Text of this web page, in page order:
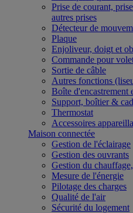
Prise de courant,
autres prises
Détecteur de
Plaque
Enjoliveur, doigt et
Commande pour
Sortie de câble
Autres fonctions
Boîte d'encastrement
Support, boîtier &
Thermostat
Accessoires
Maison connectée
Gestion de l'éclairage
Gestion des ouvrants
Gestion du
Mesure de l'énergie
Pilotage des charges
Qualité de l'air
Sécurité du logement